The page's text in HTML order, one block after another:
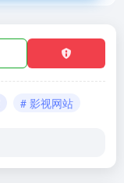
# 影视网站